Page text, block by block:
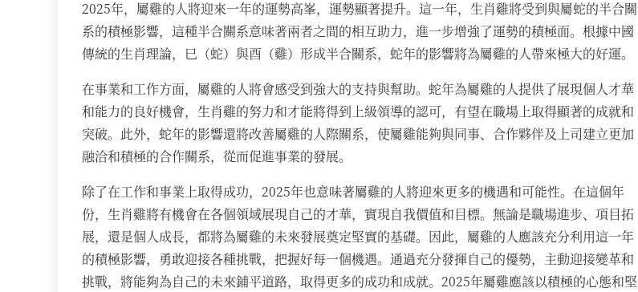
2025年，屬雞的人將迎來一年的運勢高峯，運勢顯著提升。這一年，生肖雞將受到與屬蛇的半合關
系的積極影響，這種半合關系意味著兩者之間的相互助力，進一步增強了運勢的積極面。根據中國
傳統的生肖理論，巳（蛇）與酉（雞）形成半合關系，蛇年的影響將為屬雞的人帶來極大的好運。
在事業和工作方面，屬雞的人將會感受到強大的支持與幫助。蛇年為屬雞的人提供了展現個人才華
和能力的良好機會，生肖雞的努力和才能將得到上級領導的認可，有望在職場上取得顯著的成就和
突破。此外，蛇年的影響還將改善屬雞的人際關系，使屬雞能夠與同事、合作夥伴及上司建立更加
融洽和積極的合作關系，從而促進事業的發展。
除了在工作和事業上取得成功，2025年也意味著屬雞的人將迎來更多的機遇和可能性。在這個年
份，生肖雞將有機會在各個領域展現自己的才華，實現自我價值和目標。無論是職場進步、項目拓
展，還是個人成長，都將為屬雞的未來發展奠定堅實的基礎。因此，屬雞的人應該充分利用這一年
的積極影響，勇敢迎接各種挑戰，把握好每一個機遇。通過充分發揮自己的優勢，主動迎接變革和
挑戰，將能夠為自己的未來鋪平道路，取得更多的成功和成就。2025年屬雞應該以積極的心態和堅